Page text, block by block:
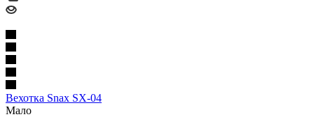
Вехотка Snax SX-04
Мало